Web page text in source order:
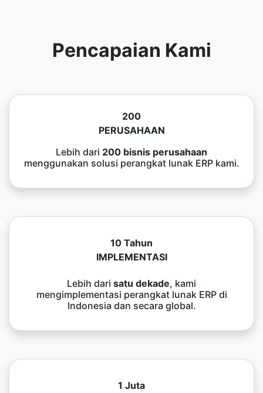
Pencapaian Kami
200
PERUSAHAAN
Lebih dari 200 bisnis perusahaan
menggunakan solusi perangkat lunak ERP kami.
10 Tahun
IMPLEMENTASI
Lebih dari satu dekade, kami
mengimplementasi perangkat lunak ERP di
Indonesia dan secara global.
1 Juta